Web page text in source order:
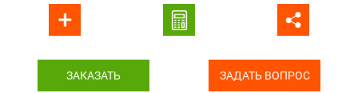
ЗАКАЗАТЬ ЗАДАТЬ ВОПРОС